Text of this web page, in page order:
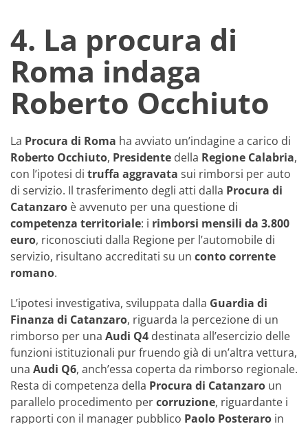
4. La procura di
Roma indaga
Roberto Occhiuto
La Procura di Roma ha avviato un’indagine a carico di
Roberto Occhiuto, Presidente della Regione Calabria,
con l’ipotesi di truffa aggravata sui rimborsi per auto
di servizio. Il trasferimento degli atti dalla Procura di
Catanzaro è avvenuto per una questione di
competenza territoriale: i rimborsi mensili da 3.800
euro, riconosciuti dalla Regione per l’automobile di
servizio, risultano accreditati su un conto corrente
romano.
L’ipotesi investigativa, sviluppata dalla Guardia di
Finanza di Catanzaro, riguarda la percezione di un
rimborso per una Audi Q4 destinata all’esercizio delle
funzioni istituzionali pur fruendo già di un’altra vettura,
una Audi Q6, anch’essa coperta da rimborso regionale.
Resta di competenza della Procura di Catanzaro un
parallelo procedimento percorruzione, riguardante i
rapporti con il manager pubblico Paolo Posteraro in